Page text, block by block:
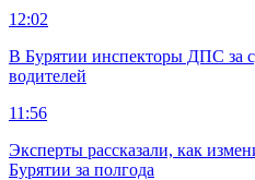
12:02
В Бурятии инспекторы ДПС за
водителей
11:56
Эксперты рассказали, как
Бурятии за полгода